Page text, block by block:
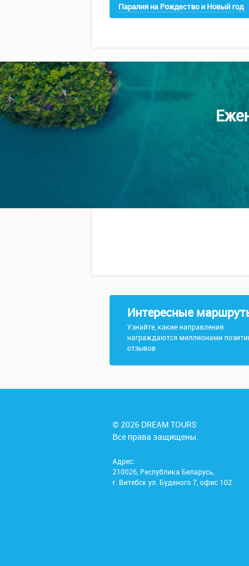
Паралия на Рождество и Новый год
Интересные
Узнайте, какие направления
награждаются миллионами
отзывов
© 2026 DREAM TOURS
Все права защищены.
Адрес:
210026, Республика Беларусь,
г. Витебск ул. Буденого 7, офис 102